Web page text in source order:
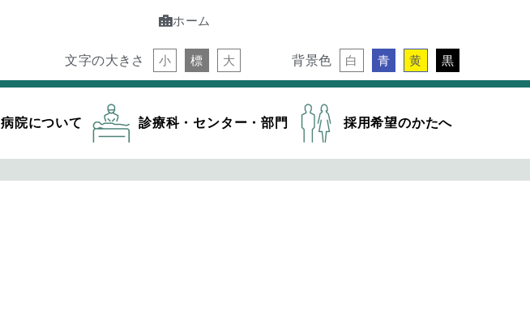
ホーム
文字の大きさ 小 標 大 背景色 白 青 黄 黒
病院について 診療科・センター・部門 採用希望のかたへ